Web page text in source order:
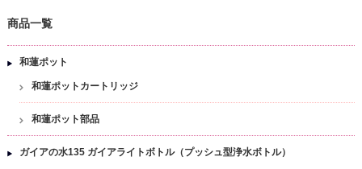
商品一覧
和蓮ポット
和蓮ポットカートリッジ
和蓮ポット部品
ガイアの水135 ガイアライトボトル（プッシュ型浄水ボトル）